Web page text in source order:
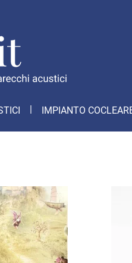
IMPIANTO